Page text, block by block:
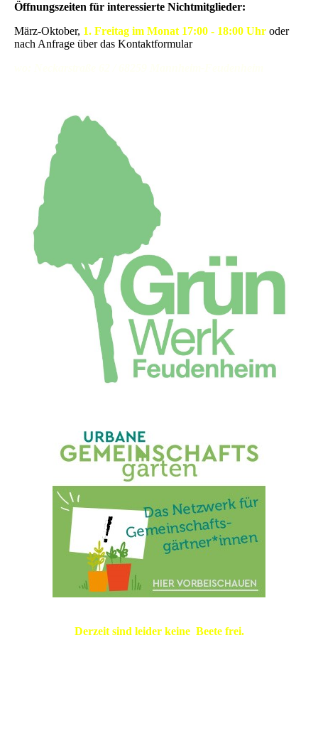
Öffnungszeiten für interessierte Nichtmitglieder:
März-Oktober, 1. Freitag im Monat 17:00 - 18:00 Uhr oder
nach Anfrage über das Kontaktformular
Derzeit sind leider keine Beete frei.